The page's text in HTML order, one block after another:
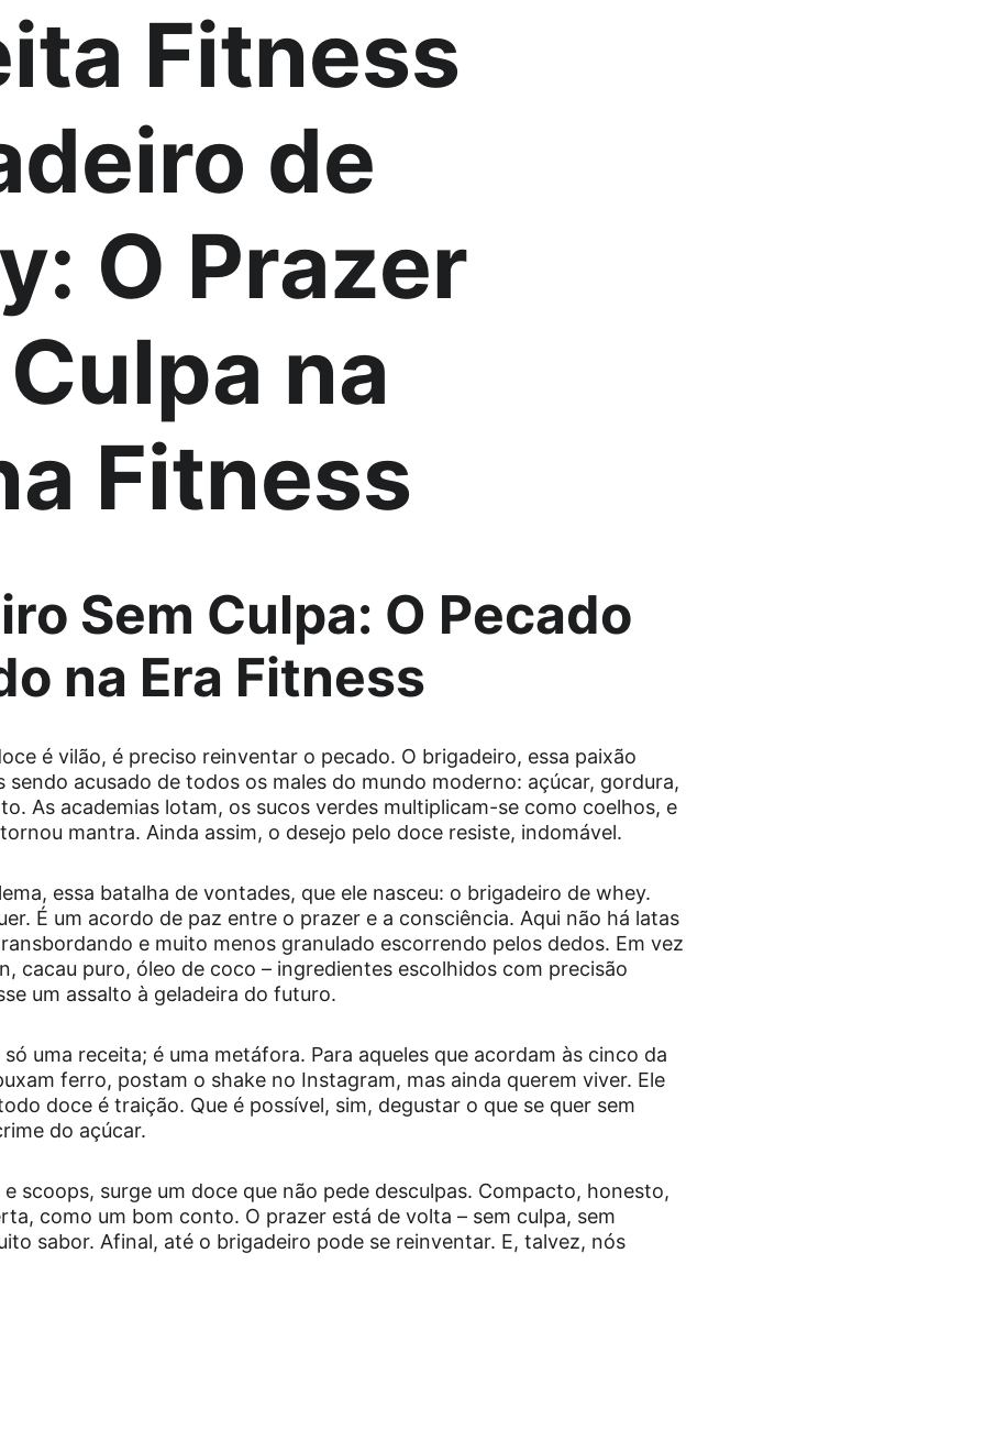
Fitness
de
O Prazer
na
Fitness
Sem Culpa: O Pecado
na Era Fitness
é vilão, é preciso reinventar o pecado. O brigadeiro, essa paixão
sendo acusado de todos os males do mundo moderno: açúcar, gordura,
As academias lotam, os sucos verdes multiplicam-se como coelhos, e
mantra. Ainda assim, o desejo pelo doce resiste, indomável.
essa batalha de vontades, que ele nasceu: o brigadeiro de whey.
É um acordo de paz entre o prazer e a consciência. Aqui não há latas
e muito menos granulado escorrendo pelos dedos. Em vez
cacau puro, óleo de coco – ingredientes escolhidos com precisão
um assalto à geladeira do futuro.
uma receita; é uma metáfora. Para aqueles que acordam às cinco da
ferro, postam o shake no Instagram, mas ainda querem viver. Ele
doce é traição. Que é possível, sim, degustar o que se quer sem
do açúcar.
scoops, surge um doce que não pede desculpas. Compacto, honesto,
como um bom conto. O prazer está de volta – sem culpa, sem
sabor. Afinal, até o brigadeiro pode se reinventar. E, talvez, nós